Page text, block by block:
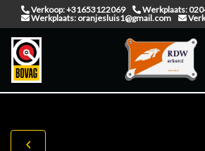
Verkoop: +31653122069
Werkplaats:
Werkplaats: oranjesluis1@gmail.com